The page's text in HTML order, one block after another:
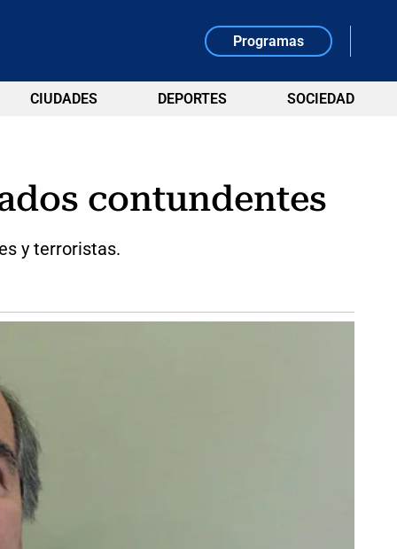
Programas
CIUDADES DEPORTES SOCIEDAD
contundentes
y terroristas.